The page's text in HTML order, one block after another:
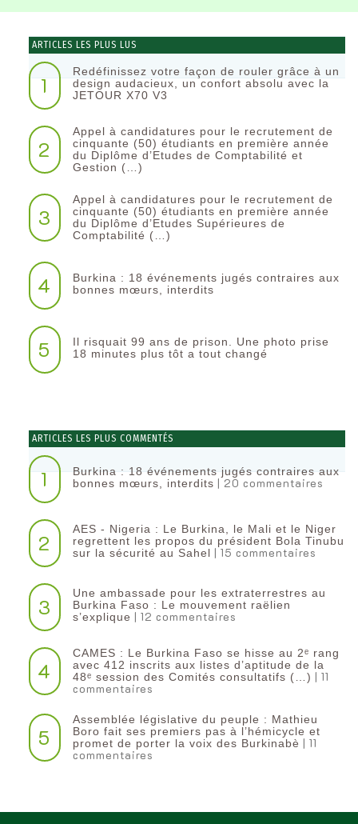
ARTICLES LES PLUS LUS
1
Redéfinissez votre façon de rouler grâce à un
design audacieux, un confort absolu avec la
JETOUR X70 V3
2
Appel à candidatures pour le recrutement de
cinquante (50) étudiants en première année
du Diplôme d’Etudes de Comptabilité et
Gestion (…)
3
Appel à candidatures pour le recrutement de
cinquante (50) étudiants en première année
du Diplôme d’Etudes Supérieures de
Comptabilité (…)
4
Burkina : 18 événements jugés contraires aux
bonnes mœurs, interdits
5
Il risquait 99 ans de prison. Une photo prise
18 minutes plus tôt a tout changé
ARTICLES LES PLUS COMMENTÉS
1
Burkina : 18 événements jugés contraires aux
bonnes mœurs, interdits | 20 commentaires
2
AES - Nigeria : Le Burkina, le Mali et le Niger
regrettent les propos du président Bola Tinubu
sur la sécurité au Sahel | 15 commentaires
3
Une ambassade pour les extraterrestres au
Burkina Faso : Le mouvement raëlien
s’explique | 12 commentaires
4
CAMES : Le Burkina Faso se hisse au 2ᵉ rang
avec 412 inscrits aux listes d’aptitude de la
48ᵉ session des Comités consultatifs (…) | 11
commentaires
5
Assemblée législative du peuple : Mathieu
Boro fait ses premiers pas à l’hémicycle et
promet de porter la voix des Burkinabè | 11
commentaires